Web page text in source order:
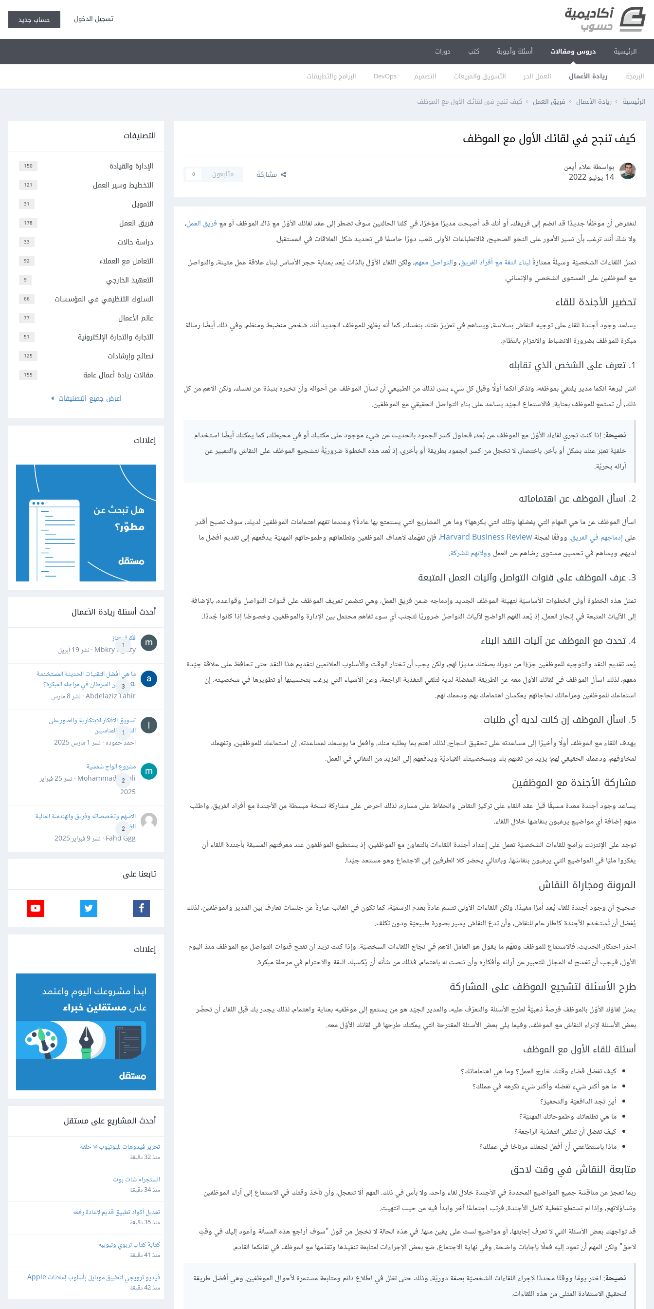
تسجيل الدخول حساب جديد
الرئيسية دروس ومقالات
البرمجة ريادة الأعمال العمل الحر التسويق والمبيعات التصميم DevOps البرامج والتطبيقات
أسئلة وأجوبة كتب دورات
الرئيسية ريادة الأعمال فريق العمل كيف تنجح في لقائك الأول مع الموظف
كيف تنجح في لقائك الأول مع الموظف
بواسطة علاء أيمن
14 يوليو 2022
مشاركة متابعون 0
لنفترض أن موظفًا جديدًا قد انضم إلى فريقك، أو أنك قد أصبحت مديرًا مؤخرًا، في كلتا الحالتين سوف تضطر إلى عقد لقائك الأوّل مع ذاك الموظف أو مع فريق العمل،
ولا شكّ أنك ترغب بأن تسير الأمور على النحو الصحيح، فالانطباعات الأولى تلعب دورًا حاسمًا في تحديد شكل العلاقات في المستقبل.
تمثل اللقاءات الشخصيّة وسيلةً ممتازةًلبناء الثقة مع أفراد الفريق، والتواصل معهم، ولكن اللقاء الأوّل بالذات يُعد بمثابة حجر الأساس لبناء علاقة عمل متينة، والتواصل
مع الموظفين على المستوى الشخصي والإنساني.
تحضير الأجندة للقاء
يساعد وجود أجندة للقاء على توجيه النقاش بسلاسة، ويساهم في تعزيز ثقتك بنفسك، كما أنه يظهر للموظف الجديد أنك شخص منضبط ومنظم، وفي ذلك أيضًا رسالة
مبكرة للموظف بضرورة الانضباط والالتزام بالنظام.
1. تعرف على الشخص الذي تقابله
انسَ لبرهة أنكما مدير يلتقي بموظفه، وتذكر أنكما أولًا وقبل كل شيء بشر، لذلك من الطبيعي أن تسأل الموظف عن أحواله وأن تخبره بنبذة عن نفسك، ولكن الأهم من كل
ذلك، أن تستمع للموظف بعناية، فالاستماع الجيّد يساعد على بناء التواصل الحقيقي مع الموظفين.
نصيحة: إذا كنت تجري لقاءك الأوّل مع الموظف عن بُعد، فحاول كسر الجمود بالحديث عن شيء موجود على مكتبك أو في محيطك، كما يمكنك أيضًا استخدام
خلفيّة تعبّر عنك بشكل أو بآخر. باختصار، لا تخجل من كسر الجمود بطريقة أو بأخرى، إذ تُعد هذه الخطوة ضروريّةً لتشجيع الموظف على النقاش والتعبير عن
آرائه بحريّة.
2. اسأل الموظف عن اهتماماته
اسأل الموظف عن ما هي المهام التي يفضلها وتلك التي يكرهها؟ وما هي المشاريع التي يستمتع بها عادةً؟ وعندما تفهم اهتمامات الموظفين لديك، سوف تصبح أقدر
على إدماجهم في الفريق. ووفقًا لمجلةHarvard Business Review، فإن تفهّمك لأهداف الموظفين وتطلعاتهم وطموحاتهم المهنيّة يدفعهم إلى تقديم أفضل ما
لديهم، ويساهم في تحسين مستوى رضاهم عن العمل وولائهم للشركة.
3. عرف الموظف على قنوات التواصل وآليات العمل المتبعة
تمثل هذه الخطوة أولى الخطوات الأساسيّة لتهيئة الموظف الجديد وإدماجه ضمن فريق العمل، وهي تتضمن تعريف الموظف على قنوات التواصل وقواعده، بالإضافة
إلى الآليات المتبعة في إنجاز العمل، إذ يُعد الفهم الواضح لآليات التواصل ضروريًا لتجنب أي سوء تفاهم محتمل بين الإدارة والموظفين، وخصوصًا إذا كانوا جُددًا.
4. تحدث مع الموظف عن آليات النقد البناء
يُعد تقديم النقد والتوجيه للموظفين جزءًا من دورك بصفتك مديرًا لهم، ولكن يجب أن تختار الوقت والأسلوب الملائمين لتقديم هذا النقد حتى تحافظ على علاقة جيّدة
معهم، لذلك اسأل الموظف في لقائك الأول معه عن الطريقة المفضلة لديه لتلقي التغذية الراجعة، وعن الأشياء التي يرغب بتحسينها أو تطويرها في شخصيته. إن
استماعك للموظفين ومراعاتك لحاجاتهم يعكسان اهتمامك بهم ودعمك لهم.
5. اسأل الموظف إن كانت لديه أي طلبات
يهدف اللقاء مع الموظف أولًا وأخيرًا إلى مساعدته على تحقيق النجاح، لذلك اهتم بما يطلبه منك، وافعل ما بوسعك لمساعدته. إن استماعك للموظفين، وتفهمك
لمخاوفهم، ودعمك الحقيقي لهم؛ يزيد من ثقتهم بك وبشخصيتك القياديّة ويدفعهم إلى المزيد من التفاني في العمل.
مشاركة الأجندة مع الموظفين
يساعد وجود أجندة معدة مسبقًا قبل عقد اللقاء على تركيز النقاش والحفاظ على مساره، لذلك احرص على مشاركة نسخة مبسطة من الأجندة مع أفراد الفريق، واطلب
منهم إضافة أي مواضيع يرغبون بنقاشها خلال اللقاء.
توجد على الإنترنت برامج للقاءات الشخصيّة تعمل على إعداد أجندة اللقاءات بالتعاون مع الموظفين، إذ يستطيع الموظفون عند معرفتهم المسبقة بأجندة اللقاء أن
يفكروا مليًا في المواضيع التي يرغبون بنقاشها، وبالتالي يحضر كلا الطرفين إلى الاجتماع وهو مستعد جيًدا.
المرونة ومجاراة النقاش
صحيح أن وجود أجندة للقاء يُعد أمرًا مفيدًا، ولكن اللقاءات الأولى تتسم عادةً بعدم الرسميّة، كما تكون في الغالب عبارةً عن جلسات تعارف بين المدير والموظفين، لذلك
يُفضل أن تُستخدم الأجندة كإطار عام للنقاش، وأن تدع النقاش يسير بصورة طبيعيّة ودون تكلف.
احذر احتكار الحديث، فالاستماع للموظف وتفهّم ما يقول هو العامل الأهم في نجاح اللقاءات الشخصيّة. وإذا كنت تريد أن تفتح قنوات التواصل مع الموظف منذ اليوم
الأول، فيجب أن تفسح له المجال للتعبير عن آرائه وأفكاره وأن تنصت له باهتمام، فذلك من شأنه أن يُكسبك الثقة والاحترام في مرحلة مبكرة.
طرح الأسئلة لتشجيع الموظف على المشاركة
يمثل لقاؤك الأوّل بالموظف فرصةً ذهبيّةً لطرح الأسئلة والتعرّف عليه، والمدير الجيّد هو من يستمع إلى موظفيه بعناية واهتمام، لذلك يجدر بك قبل اللقاء أن تحضّر
بعض الأسئلة لإثراء النقاش مع الموظف، وفيما يلي بعض الأسئلة المقترحة التي يمكنك طرحها في لقائك الأوّل معه.
أسئلة للقاء الأول مع الموظف
كيف تفضل قضاء وقتك خارج العمل؟ وما هي اهتماماتك؟
ما هو أكثر شيء تفضله وأكثر شيء تكرهه في عملك؟
أين تجد الدافعيّة والتحفيز؟
ما هي تطلعاتك وطموحاتك المهنيّة؟
كيف تفضل أن تتلقى التغذية الراجعة؟
ماذا باستطاعتي أن أفعل لجعلك مرتاحًا في عملك؟
متابعة النقاش في وقت لاحق
ربما تعجز عن مناقشة جميع المواضيع المحددة في الأجندة خلال لقاء واحد، ولا بأس في ذلك. المهم ألا تتعجل، وأن تأخذ وقتك في الاستماع إلى آراء الموظفين
وتساؤلاتهم، وإذا لم تستطع تغطية كامل الأجندة، فرتب اجتماعًا آخر وابدأ فيه من حيث انتهيت.
قد تواجهك بعض الأسئلة التي لا تعرف إجابتها، أو مواضيع لست على يقين منها. في هذه الحالة لا تخجل من قول "سوف أراجع هذه المسألة وأعود إليك في وقتٍ
لاحق" ولكن المهم أن تعود إليه فعلًا بإجابات واضحة. وفي نهاية الاجتماع، ضع بعض الإجراءات لمتابعة تنفيذها وتقدّمها مع الموظف في لقائكما القادم.
نصيحة: اختر يومًا ووقتًا محددًا لإجراء اللقاءات الشخصيّة بصفة دوريّة، وذلك حتى تظل في اطلاع دائم ومتابعة مستمرة لأحوال الموظفين، وهي أفضل طريقة
لتحقيق الاستفادة المثلى من هذه اللقاءات.
التصنيفات
150 الإدارة والقيادة
121 التخطيط وسير العمل
31 التمويل
178 فريق العمل
33 دراسة حالات
92 التعامل مع العملاء
9 التعهيد الخارجي
66 السلوك التنظيمي في المؤسسات
77 عالم الأعمال
51 التجارة والتجارة الإلكترونية
125 نصائح وإرشادات
155
مقالات ريادة أعمال عامة
اعرض جميع التصنيفات
إعلانات
أحدث أسئلة ريادة الأعمال
1
فكرة جهاز
Mbkry Hgazy · نشر
19 أبريل
3
ما هي أفضل التقنيات الحديثة المستخدمة
للكشف عن السرطان في مراحله المبكرة؟
Abdelaziz Tahir · نشر
8 مارس
1
تسويق الأفكار الابتكارية والعثور على
الشركاء المناسبين
احمد حموده · نشر 1 مارس 2025
2
مشروع الواح شمسية
Mohammad Awali · نشر
25 فبراير
2025
2
الاسهم وتخصصاته وفريق والهندسة المالية
الخ
Fahd Ggg · نشر
9 فبراير 2025
تابعنا على
إعلانات
أحدث المشاريع على مستقل
تحرير فيدوهات لليوتيوب ١٥ حلقة
منذ 32 دقيقة
انستجرام شات بوت
منذ 34 دقيقة
تعديل أكواد تطبيق قديم لإعادة رفعه
منذ 35 دقيقة
كتابة كتاب تربوي وتبويبه
منذ 41 دقيقة
وقصاصات إعلانية قصيرة
منذ 42 دقيقة